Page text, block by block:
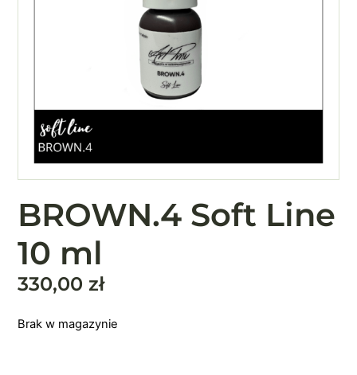
BROWN.4 Soft Line
10 ml
330,00 zł
Brak w magazynie